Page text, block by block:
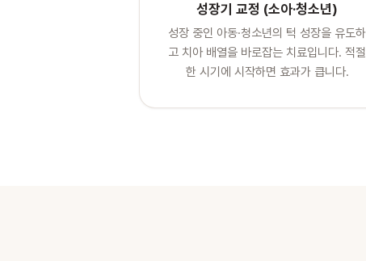
성장기 교정 (소아·청소년)
성장 중인 아동·청소년의 턱 성장을 유도하
고 치아 배열을 바로잡는 치료입니다. 적절
한 시기에 시작하면 효과가 큽니다.